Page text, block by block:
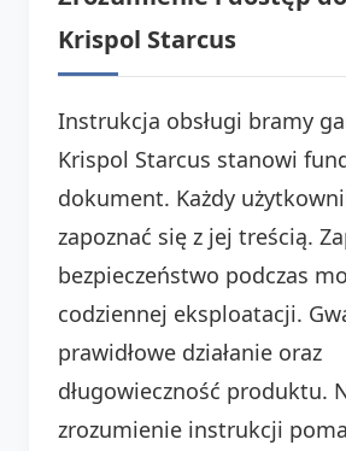
Krispol Starcus
Instrukcja obsługi bramy
Krispol Starcus stanowi
dokument. Każdy
zapoznać się z jej treścią.
bezpieczeństwo podczas
codziennej eksploatacji.
prawidłowe działanie oraz
długowieczność produktu.
zrozumienie instrukcji